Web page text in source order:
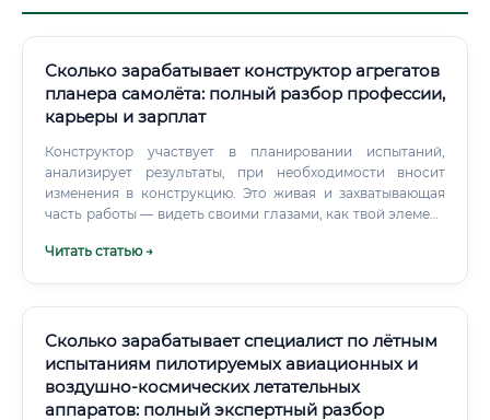
Сколько зарабатывает конструктор агрегатов
планера самолёта: полный разбор профессии,
карьеры и зарплат
Конструктор участвует в планировании испытаний,
анализирует результаты, при необходимости вносит
изменения в конструкцию. Это живая и захватывающая
часть работы — видеть своими глазами, как твой элемент
конструкторской документации Вся работа должна быть
Читать статью →
Сколько зарабатывает специалист по лётным
испытаниям пилотируемых авиационных и
воздушно-космических летательных
аппаратов: полный экспертный разбор